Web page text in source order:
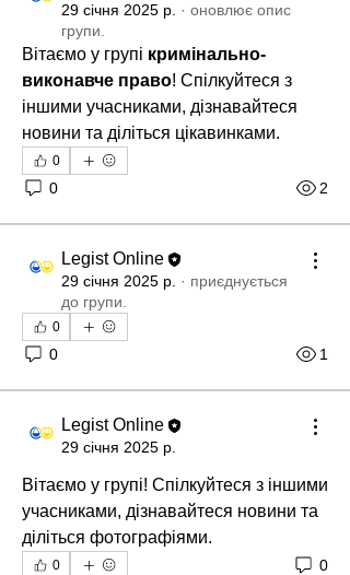
29 січня 2025 р. · оновлює опис
групи.
Вітаємо у групі кримінально-
виконавче право! Спілкуйтеся з
іншими учасниками, дізнавайтеся
новини та діліться цікавинками.
0
0 2
Legist Online
29 січня 2025 р. · приєднується
до групи.
0
0 1
Legist Online
29 січня 2025 р.
Вітаємо у групі! Спілкуйтеся з іншими
учасниками, дізнавайтеся новини та
діліться фотографіями.
0 0